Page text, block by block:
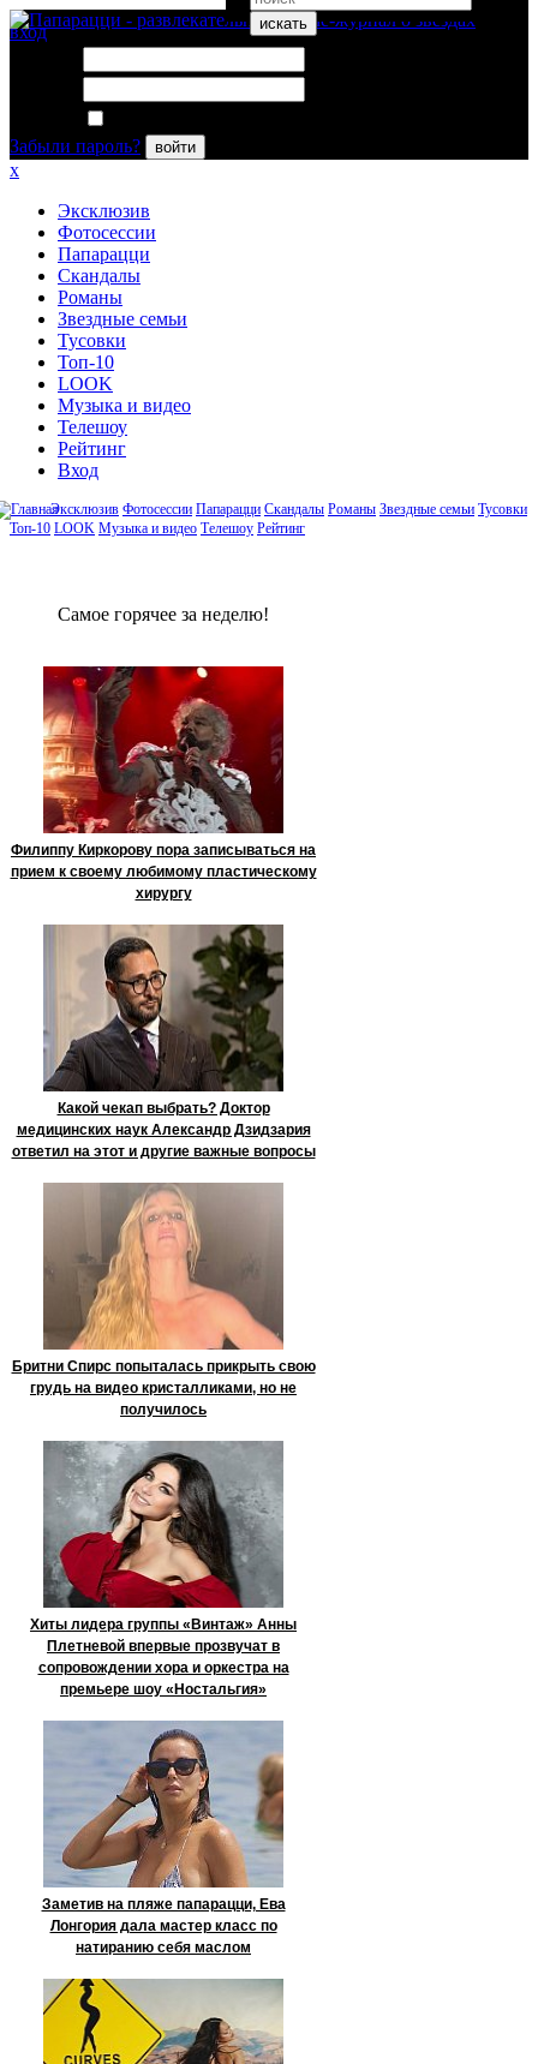
искать
вход
Забыли пароль?
войти
x
Эксклюзив
Фотосессии
Папарацци
Скандалы
Романы
Звездные семьи
Тусовки
Топ-10
LOOK
Музыка и видео
Телешоу
Рейтинг
Вход
Эксклюзив Фотосессии Папарацци Скандалы Романы Звездные семьи Тусовки
Топ-10 LOOK Музыка и видео Телешоу Рейтинг
Сaмое гoрячее за неделю!
Филиппу Киркорову пора записываться на
прием к своему любимому пластическому
хирургу
Какой чекап выбрать? Доктор
медицинских наук Александр Дзидзария
ответил на этот и другие важные вопросы
Бритни Спирс попыталась прикрыть свою
грудь на видео кристалликами, но не
получилось
Хиты лидера группы «Винтаж» Анны
Плетневой впервые прозвучат в
сопровождении хора и оркестра на
премьере шоу «Ностальгия»
Заметив на пляже папарацци, Ева
Лонгория дала мастер класс по
натиранию себя маслом